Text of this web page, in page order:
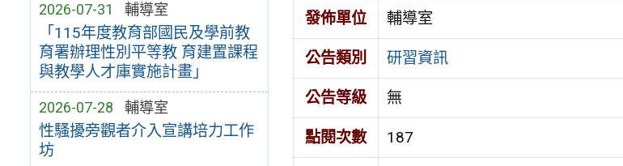
2026-07-31 輔導室
「115年度教育部國民及學前教
育署辦理性別平等教 育建置課程
與教學人才庫實施計畫」
2026-07-28 輔導室
性騷擾旁觀者介入宣講培力工作
坊
發佈單位 輔導室
公告類別 研習資訊
公告等級 無
點閱次數 187